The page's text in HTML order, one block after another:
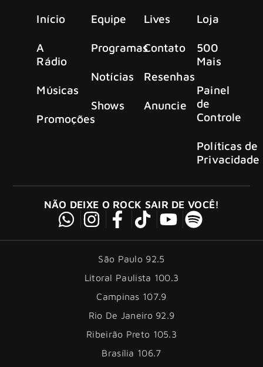
Início
A
Rádio
Músicas
Promoções
Equipe
Programas
Notícias
Shows
Lives
Contato
Resenhas
Anuncie
Loja
500
Mais
Painel
de
Controle
Políticas de
Privacidade
NÃO DEIXE O ROCK SAIR DE VOCÊ!
São Paulo 92.5
Litoral Paulista 100.3
Campinas 107.9
Rio De Janeiro 92.9
Ribeirão Preto 105.3
Brasília 106.7